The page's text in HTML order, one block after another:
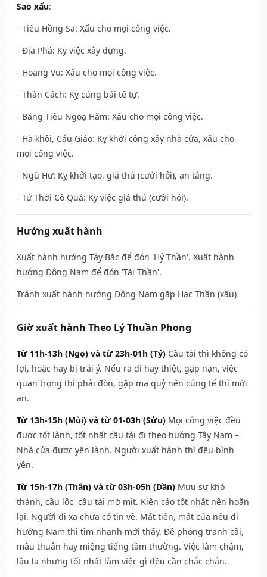
Sao xấu:
- Tiểu Hồng Sa: Xấu cho mọi công việc.
- Địa Phá: Kỵ việc xây dựng.
- Hoang Vu: Xấu cho mọi công việc.
- Thần Cách: Kỵ cúng bái tế tự.
- Băng Tiêu Ngoạ Hãm: Xấu cho mọi công việc.
- Hà khôi, Cẩu Giảo: Kỵ khởi công xây nhà cửa, xấu cho
mọi công việc.
- Ngũ Hư: Kỵ khởi tạo, giá thú (cưới hỏi), an táng.
- Tứ Thời Cô Quả: Kỵ việc giá thú (cưới hỏi).
Hướng xuất hành
Xuất hành hướng Tây Bắc để đón 'Hỷ Thần'. Xuất hành
hướng Đông Nam để đón 'Tài Thần'.
Tránh xuất hành hướng Đông Nam gặp Hạc Thần (xấu)
Giờ xuất hành Theo Lý Thuần Phong
Từ 11h-13h (Ngọ) và từ 23h-01h (Tý) Cầu tài thì không có
lợi, hoặc hay bị trái ý. Nếu ra đi hay thiệt, gặp nạn, việc
quan trọng thì phải đòn, gặp ma quỷ nên cúng tế thì mới
an.
Từ 13h-15h (Mùi) và từ 01-03h (Sửu) Mọi công việc đều
được tốt lành, tốt nhất cầu tài đi theo hướng Tây Nam –
Nhà cửa được yên lành. Người xuất hành thì đều bình
yên.
Từ 15h-17h (Thân) và từ 03h-05h (Dần) Mưu sự khó
thành, cầu lộc, cầu tài mờ mịt. Kiện cáo tốt nhất nên hoãn
lại. Người đi xa chưa có tin về. Mất tiền, mất của nếu đi
hướng Nam thì tìm nhanh mới thấy. Đề phòng tranh cãi,
mâu thuẫn hay miệng tiếng tầm thường. Việc làm chậm,
lâu la nhưng tốt nhất làm việc gì đều cần chắc chắn.